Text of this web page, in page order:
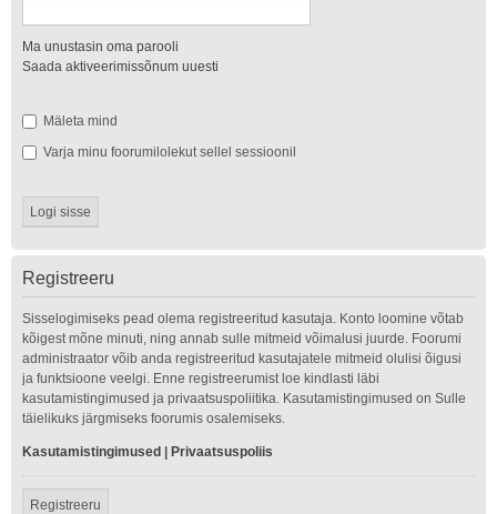
Ma unustasin oma parooli
Saada aktiveerimissõnum uuesti
Mäleta mind
Varja minu foorumilolekut sellel sessioonil
Registreeru
Sisselogimiseks pead olema registreeritud kasutaja. Konto loomine võtab
kõigest mõne minuti, ning annab sulle mitmeid võimalusi juurde. Foorumi
administraator võib anda registreeritud kasutajatele mitmeid olulisi õigusi
ja funktsioone veelgi. Enne registreerumist loe kindlasti läbi
kasutamistingimused ja privaatsuspoliitika. Kasutamistingimused on Sulle
täielikuks järgmiseks foorumis osalemiseks.
Kasutamistingimused Privaatsuspoliis
Registreeru